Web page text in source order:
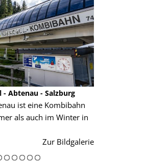
Abtenau - Salzburg
ist eine Kombibahn
als auch im Winter in
Zur Bildgalerie